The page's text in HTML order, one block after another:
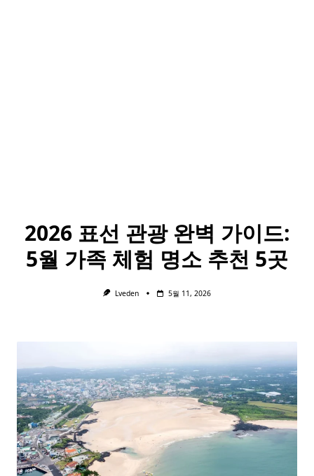
2026 표선 관광 완벽 가이드:
5월 가족 체험 명소 추천 5곳
Lveden 5월 11, 2026